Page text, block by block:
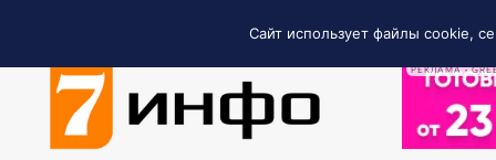
РЕКЛАМА •
Сайт использует файлы cookie,